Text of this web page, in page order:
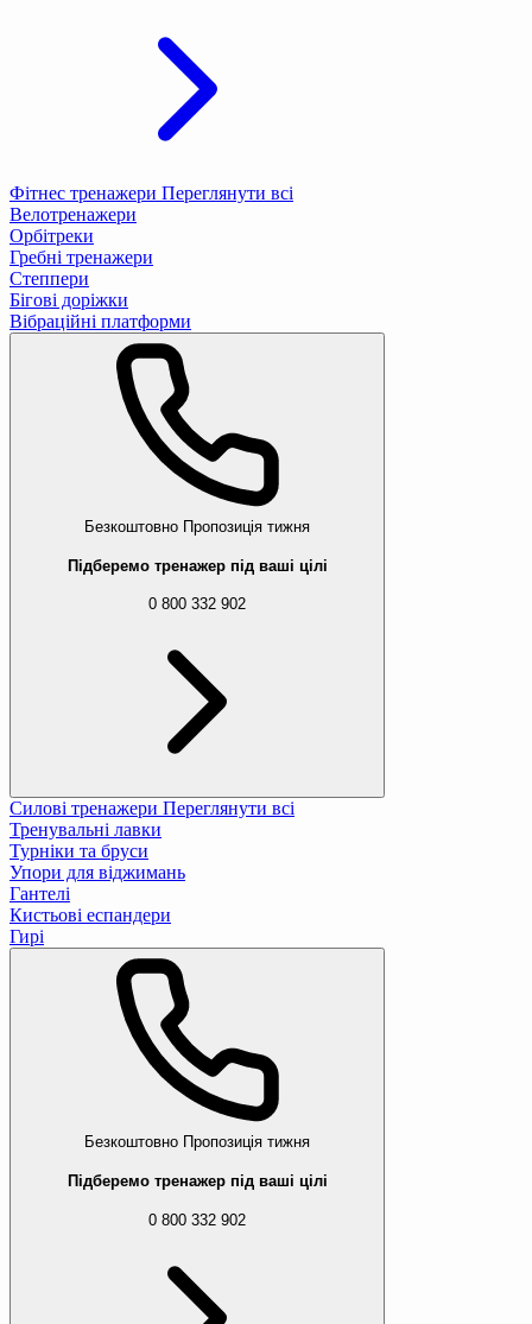
Фітнес тренажери Переглянути всі
Велотренажери
Орбітреки
Гребні тренажери
Степпери
Бігові доріжки
Вібраційні платформи
Безкоштовно Пропозиція тижня
Підберемо тренажер під ваші цілі
0 800 332 902
Силові тренажери Переглянути всі
Тренувальні лавки
Турніки та бруси
Упори для віджимань
Гантелі
Кистьові еспандери
Гирі
Безкоштовно Пропозиція тижня
Підберемо тренажер під ваші цілі
0 800 332 902